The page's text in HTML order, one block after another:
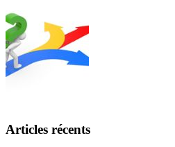
Articles récents